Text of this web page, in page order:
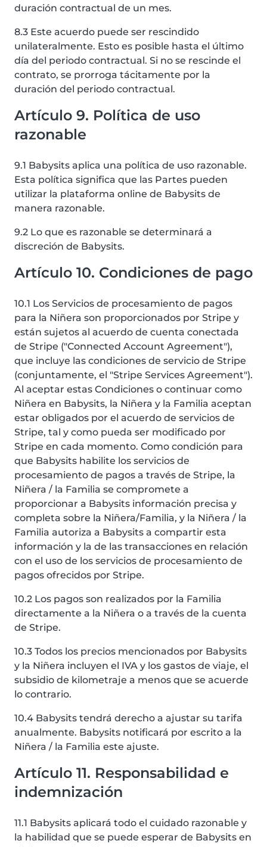
duración contractual de un mes.
8.3 Este acuerdo puede ser rescindido
unilateralmente. Esto es posible hasta el último
día del periodo contractual. Si no se rescinde el
contrato, se prorroga tácitamente por la
duración del periodo contractual.
Artículo 9. Política de uso
razonable
9.1 Babysits aplica una política de uso razonable.
Esta política significa que las Partes pueden
utilizar la plataforma online de Babysits de
manera razonable.
9.2 Lo que es razonable se determinará a
discreción de Babysits.
Artículo 10. Condiciones de pago
10.1 Los Servicios de procesamiento de pagos
para la Niñera son proporcionados por Stripe y
están sujetos al acuerdo de cuenta conectada
de Stripe ("Connected Account Agreement"),
que incluye las condiciones de servicio de Stripe
(conjuntamente, el "Stripe Services Agreement").
Al aceptar estas Condiciones o continuar como
Niñera en Babysits, la Niñera y la Familia aceptan
estar obligados por el acuerdo de servicios de
Stripe, tal y como pueda ser modificado por
Stripe en cada momento. Como condición para
que Babysits habilite los servicios de
procesamiento de pagos a través de Stripe, la
Niñera / la Familia se compromete a
proporcionar a Babysits información precisa y
completa sobre la Niñera/Familia, y la Niñera / la
Familia autoriza a Babysits a compartir esta
información y la de las transacciones en relación
con el uso de los servicios de procesamiento de
pagos ofrecidos por Stripe.
10.2 Los pagos son realizados por la Familia
directamente a la Niñera o a través de la cuenta
de Stripe.
10.3 Todos los precios mencionados por Babysits
y la Niñera incluyen el IVA y los gastos de viaje, el
subsidio de kilometraje a menos que se acuerde
lo contrario.
10.4 Babysits tendrá derecho a ajustar su tarifa
anualmente. Babysits notificará por escrito a la
Niñera / la Familia este ajuste.
Artículo 11. Responsabilidad e
indemnización
11.1 Babysits aplicará todo el cuidado razonable y
la habilidad que se puede esperar de Babysits en